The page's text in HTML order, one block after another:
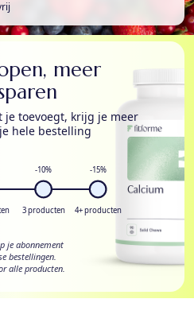
meer
je toevoegt, krijg je meer
hele bestelling
-10%
3 producten
-15%
4+ producten
je abonnement
bestellingen.
alle producten.